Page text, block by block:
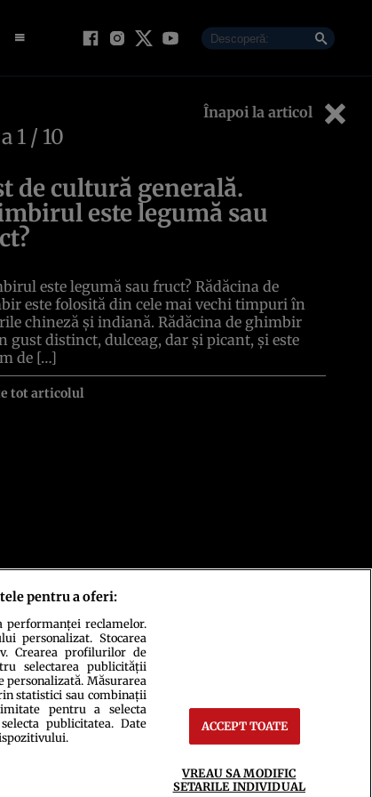
Înapoi la articol
1 / 10
de cultură generală.
este legumă sau
este legumă sau fruct? Rădăcina de
este folosită din cele mai vechi timpuri în
chineză și indiană. Rădăcina de ghimbir
gust distinct, dulceag, dar și picant, și este
de […]
tot articolul
pentru a oferi:
performanței reclamelor.
personalizat. Stocarea
Crearea profilurilor de
selectarea publicității
Măsurarea
statistici sau combinații
pentru a selecta
publicitatea. Date
ACCEPT TOATE
VREAU SA MODIFIC
SETARILE INDIVIDUAL